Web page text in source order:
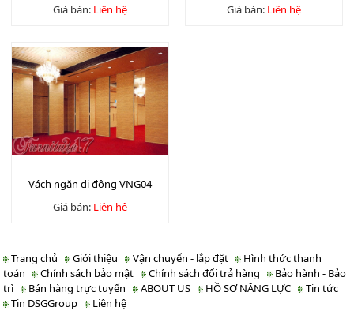
Giá bán: Liên hệ
Giá bán: Liên hệ
Vách ngăn di động VNG04
Giá bán: Liên hệ
Trang chủ Giới thiệu Vận chuyển - lắp đặt
Hình thức thanh
toán
Chính sách bảo mật Chính sách đổi trả hàng
Bảo hành - Bảo
trì
Bán hàng trực tuyến ABOUT US HỒ SƠ NĂNG LỰC
Tin tức
Tin DSGGroup
Liên hệ